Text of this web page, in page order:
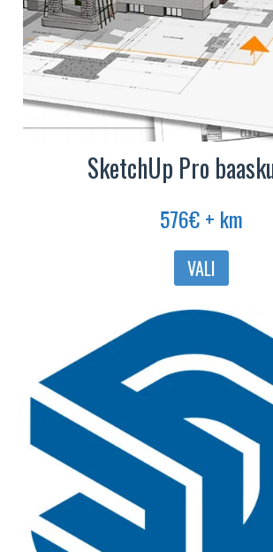
SketchUp Pro
576€+ km
VALI
Sellel
mitu
saab